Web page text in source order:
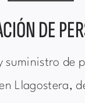
DE
suministro de
Llagostera,